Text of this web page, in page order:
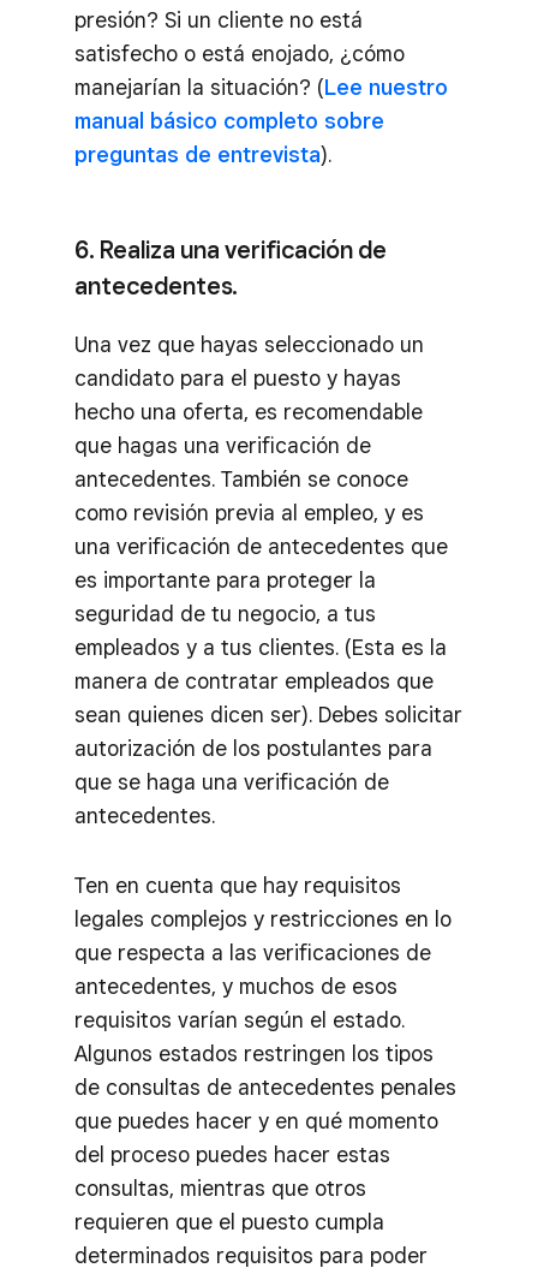
presión? Si un cliente no está
satisfecho o está enojado, ¿cómo
manejarían la situación? (Lee nuestro
manual básico completo sobre
preguntas de entrevista).
6. Realiza una verificación de
antecedentes.
Una vez que hayas seleccionado un
candidato para el puesto y hayas
hecho una oferta, es recomendable
que hagas una verificación de
antecedentes. También se conoce
como revisión previa al empleo, y es
una verificación de antecedentes que
es importante para proteger la
seguridad de tu negocio, a tus
empleados y a tus clientes. (Esta es la
manera de contratar empleados que
sean quienes dicen ser). Debes solicitar
autorización de los postulantes para
que se haga una verificación de
antecedentes.
Ten en cuenta que hay requisitos
legales complejos y restricciones en lo
que respecta a las verificaciones de
antecedentes, y muchos de esos
requisitos varían según el estado.
Algunos estados restringen los tipos
de consultas de antecedentes penales
que puedes hacer y en qué momento
del proceso puedes hacer estas
consultas, mientras que otros
requieren que el puesto cumpla
determinados requisitos para poder